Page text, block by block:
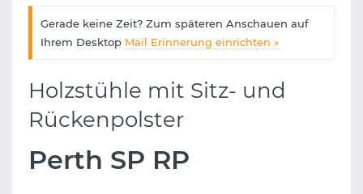
Gerade keine Zeit? Zum späteren Anschauen auf
Ihrem Desktop Mail Erinnerung einrichten »
Holzstühle mit Sitz- und
Rückenpolster
Perth SP RP